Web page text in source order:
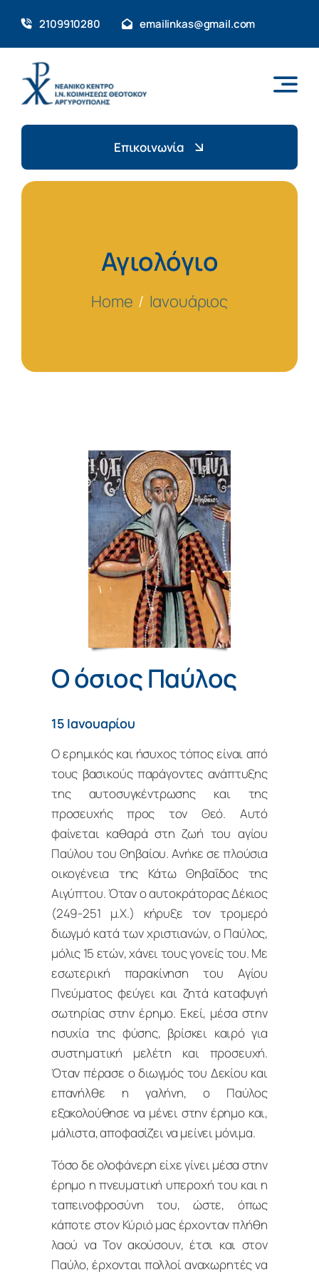
content
2109910280 emailinkas@gmail.com
Επικοινωνία
Αγιολόγιο
Home Ιανουάριος
Ο όσιος Παύλος
15 Ιανουαρίου
Ο ερημικός και ήσυχος τόπος είναι από
τους βασικούς παράγοντες ανάπτυξης
της αυτοσυγκέντρωσης και της
προσευχής προς τον Θεό. Αυτό
φαίνεται καθαρά στη ζωή του αγίου
Παύλου του Θηβαίου. Ανήκε σε πλούσια
οικογένεια της Κάτω Θηβαΐδος της
Αιγύπτου. Όταν ο αυτοκράτορας Δέκιος
(249-251 μ.Χ.) κήρυξε τον τρομερό
διωγμό κατά των χριστιανών, ο Παύλος,
μόλις 15 ετών, χάνει τους γονείς του. Με
εσωτερική παρακίνηση του Αγίου
Πνεύματος φεύγει και ζητά καταφυγή
σωτηρίας στην έρημο. Εκεί, μέσα στην
ησυχία της φύσης, βρίσκει καιρό για
συστηματική μελέτη και προσευχή.
Όταν πέρασε ο διωγμός του Δεκίου και
επανήλθε η γαλήνη, ο Παύλος
εξακολούθησε να μένει στην έρημο και,
μάλιστα, αποφασίζει να μείνει μόνιμα.
Τόσο δε ολοφάνερη είχε γίνει μέσα στην
έρημο η πνευματική υπεροχή του και η
ταπεινοφροσύνη του, ώστε, όπως
κάποτε στον Κύριό μας έρχονταν πλήθη
λαού να Τον ακούσουν, έτσι και στον
Παύλο, έρχονται πολλοί αναχωρητές να